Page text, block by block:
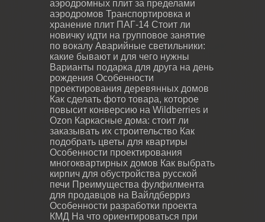
аэродромных плит за пределами
аэродромов Транспортировка и
хранение плит ПАГ-14 Стоит ли
новичку идти на групповое занятие
по вокалу Аварийные светильники:
какие бывают и для чего нужны
Варианты подарка для друга на день
рождения Особенности
проектирования деревянных домов
Как сделать фото товара, которое
повысит конверсию на Wildberries и
Ozon Каркасные дома: стоит ли
заказывать их строительство Как
подобрать цветы для квартиры
Особенности проектирования
многоквартирных домов Как выбрать
кирпич для обустройства русской
печи Преимущества фулфилмента
для продавцов на Вайлдберриз
Особенности разработки проекта
КМД На что ориентироваться при